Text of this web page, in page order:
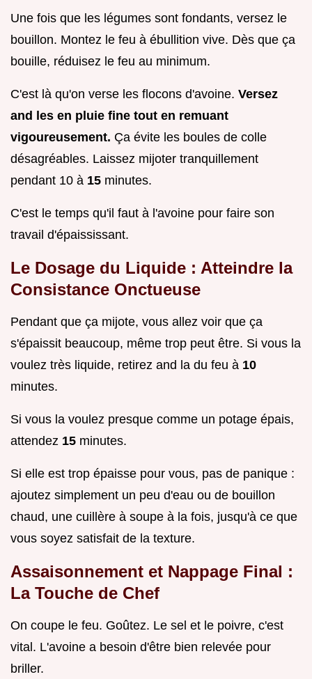
Une fois que les légumes sont fondants, versez le
bouillon. Montez le feu à ébullition vive. Dès que ça
bouille, réduisez le feu au minimum.
C'est là qu'on verse les flocons d'avoine. Versez
and les en pluie fine tout en remuant
vigoureusement. Ça évite les boules de colle
désagréables. Laissez mijoter tranquillement
pendant 10 à 15 minutes.
C'est le temps qu'il faut à l'avoine pour faire son
travail d'épaississant.
Le Dosage du Liquide : Atteindre la
Consistance Onctueuse
Pendant que ça mijote, vous allez voir que ça
s'épaissit beaucoup, même trop peut être. Si vous la
voulez très liquide, retirez and la du feu à 10
minutes.
Si vous la voulez presque comme un potage épais,
attendez 15 minutes.
Si elle est trop épaisse pour vous, pas de panique :
ajoutez simplement un peu d'eau ou de bouillon
chaud, une cuillère à soupe à la fois, jusqu'à ce que
vous soyez satisfait de la texture.
Assaisonnement et Nappage Final :
La Touche de Chef
On coupe le feu. Goûtez. Le sel et le poivre, c'est
vital. L'avoine a besoin d'être bien relevée pour
briller.